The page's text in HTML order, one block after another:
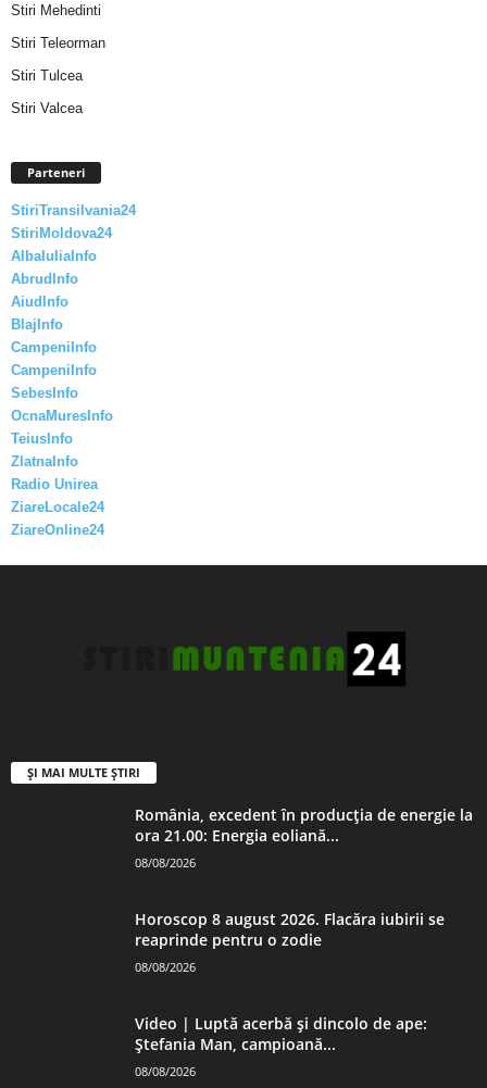
Stiri Mehedinti
Stiri Teleorman
Stiri Tulcea
Stiri Valcea
Parteneri
StiriTransilvania24
StiriMoldova24
AlbaIuliaInfo
AbrudInfo
AiudInfo
BlajInfo
CampeniInfo
CampeniInfo
SebesInfo
OcnaMuresInfo
TeiusInfo
ZlatnaInfo
Radio Unirea
ZiareLocale24
ZiareOnline24
ȘI MAI MULTE ȘTIRI
România, excedent în producția de energie la
ora 21.00: Energia eoliană...
08/08/2026
Horoscop 8 august 2026. Flacăra iubirii se
reaprinde pentru o zodie
08/08/2026
Video | Luptă acerbă și dincolo de ape:
Ștefania Man, campioană...
08/08/2026